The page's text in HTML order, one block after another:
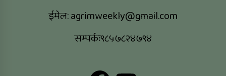
ईमेल:agrimweekly@gmail.com
सम्पर्कः९८५७८२४७९४